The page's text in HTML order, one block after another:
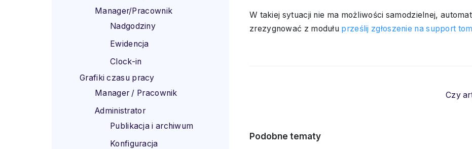
Manager/Pracownik
Nadgodziny
Ewidencja
Clock-in
Grafiki czasu pracy
Manager / Pracownik
Administrator
Publikacja i archiwum
Konfiguracja
W takiej sytuacji nie ma możliwości samodzielnej,
zrezygnować z modułu prześlij zgłoszenie na support
Czy
Podobne tematy